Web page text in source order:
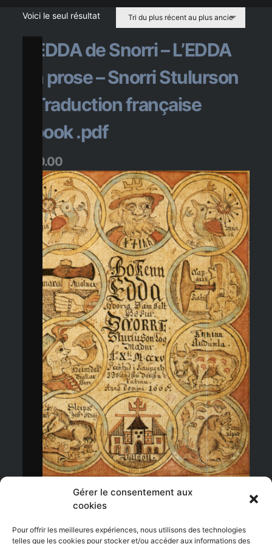
Gérer le consentement aux
cookies
Pour offrir les meilleures expériences, nous utilisons des technologies
telles que les cookies pour stocker et/ou accéder aux informations des
xte s
nciens
Voici le seul résultat
L’EDDA de Snorri – L’EDDA
en prose – Snorri Stulurson
– Traduction française
ebook .pdf
20.00
Ajouter au panier